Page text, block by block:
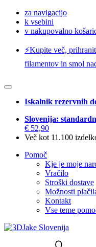
za navigacijo
k vsebini
v nakupovalno
⚡️Kupite več,
filamentov in smol
Iskalnik rezervnih
Slovenija:
€ 52,90
Več kot 11.100
Pomoč
Kje je moje
Vračilo
Stroški dostave
Možnosti
Kontakt
Vse teme